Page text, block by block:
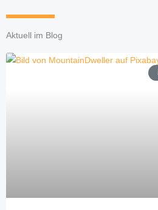
Aktuell im Blog